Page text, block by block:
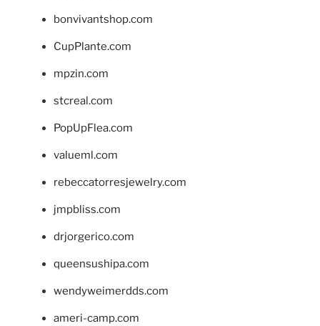
bonvivantshop.com
CupPlante.com
mpzin.com
stcreal.com
PopUpFlea.com
valueml.com
rebeccatorresjewelry.com
jmpbliss.com
drjorgerico.com
queensushipa.com
wendyweimerdds.com
ameri-camp.com